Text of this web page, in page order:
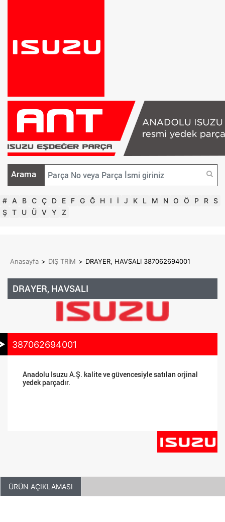
Arama
# A B C Ç D E F G Ğ H I İ J K L M N O Ö P R S
Ş T U Ü V Y Z
Anasayfa > DIŞ TRİM > DRAYER, HAVSALI 387062694001
DRAYER, HAVSALI
387062694001
Anadolu Isuzu A.Ş. kalite ve güvencesiyle satılan orjinal
yedek parçadır.
ÜRÜN AÇIKLAMASI